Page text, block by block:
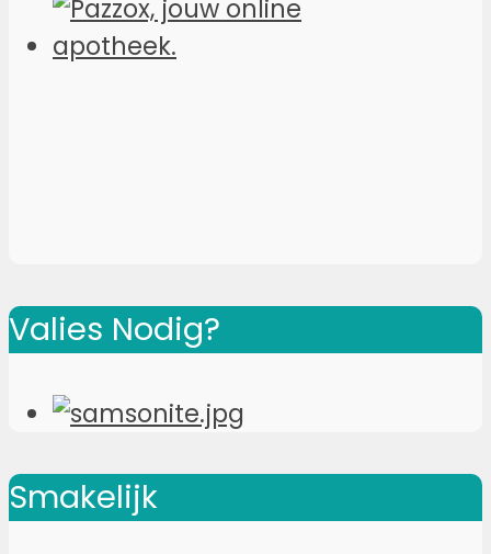
Valies Nodig?
Smakelijk